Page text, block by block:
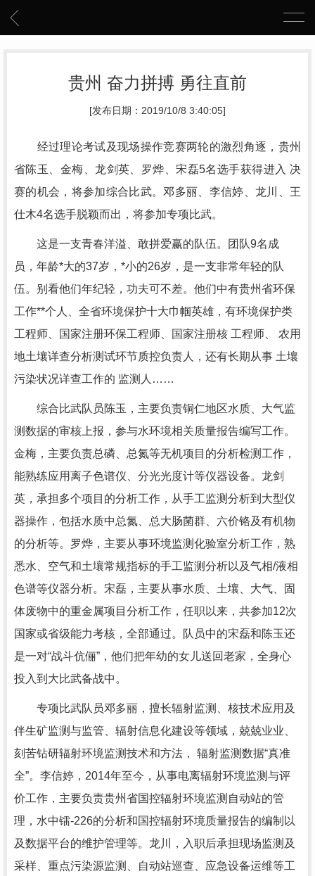
贵州 奋力拼搏 勇往直前
[发布日期：2019/10/8 3:40:05]
经过理论考试及现场操作竞赛两轮的激烈角逐，贵州
省陈玉、金梅、龙剑英、罗烨、宋磊5名选手获得进入 决
赛的机会，将参加综合比武。邓多丽、李信婷、龙川、王
仕木4名选手脱颖而出，将参加专项比武。
这是一支青春洋溢、敢拼爱赢的队伍。团队9名成
员，年龄*大的37岁，*小的26岁，是一支非常年轻的队
伍。别看他们年纪轻，功夫可不差。他们中有贵州省环保
工作**个人、全省环境保护十大巾帼英雄，有环境保护类
工程师、国家注册环保工程师、国家注册核 工程师、 农用
地土壤详查分析测试环节质控负责人，还有长期从事 土壤
污染状况详查工作的 监测人……
综合比武队员陈玉，主要负责铜仁地区水质、大气监
测数据的审核上报，参与水环境相关质量报告编写工作。
金梅，主要负责总磷、总氮等无机项目的分析检测工作，
能熟练应用离子色谱仪、分光光度计等仪器设备。龙剑
英，承担多个项目的分析工作，从手工监测分析到大型仪
器操作，包括水质中总氮、总大肠菌群、六价铬及有机物
的分析等。罗烨，主要从事环境监测化验室分析工作，熟
悉水、空气和土壤常规指标的手工监测分析以及气相/液相
色谱等仪器分析。宋磊，主要从事水质、土壤、大气、固
体废物中的重金属项目分析工作，任职以来，共参加12次
国家或省级能力考核，全部通过。队员中的宋磊和陈玉还
是一对“战斗伉俪”，他们把年幼的女儿送回老家，全身心
投入到大比武备战中。
专项比武队员邓多丽，擅长辐射监测、核技术应用及
伴生矿监测与监管、辐射信息化建设等领域，兢兢业业、
刻苦钻研辐射环境监测技术和方法， 辐射监测数据“真准
全”。李信婷，2014年至今，从事电离辐射环境监测与评
价工作，主要负责贵州省国控辐射环境监测自动站的管
理，水中镭-226的分析和国控辐射环境质量报告的编制以
及数据平台的维护管理等。龙川，入职后承担现场监测及
采样、重点污染源监测、自动站巡查、应急设备运维等工